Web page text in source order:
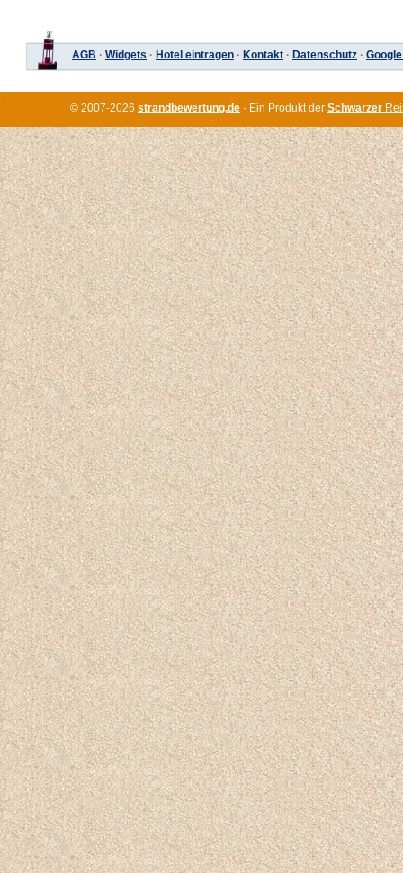
AGB · Widgets · Hotel eintragen · Kontakt · Datenschutz ·
© 2007-2026 strandbewertung.de · Ein Produkt der Schwarzer